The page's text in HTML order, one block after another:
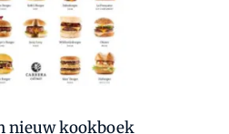
nieuw kookboek